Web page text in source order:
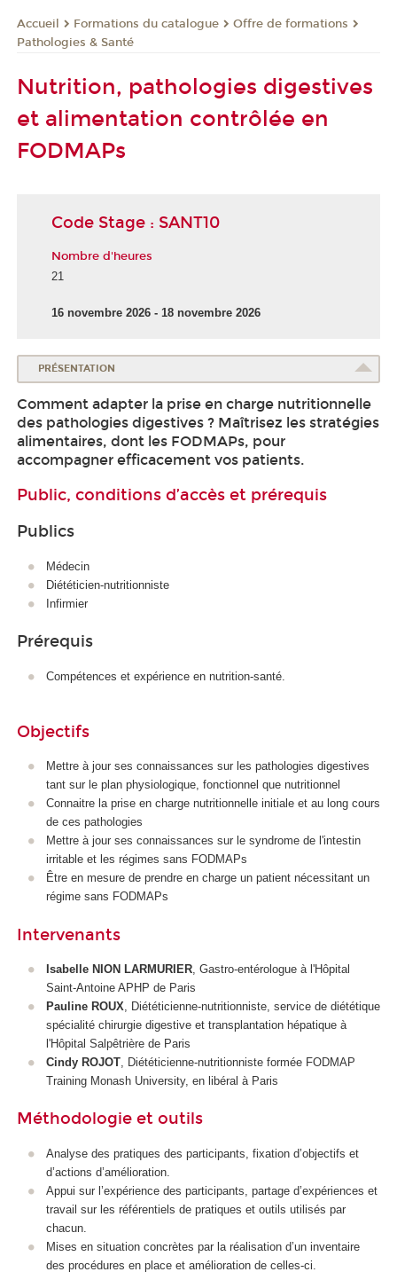
Accueil Formations du catalogue
Offre de formations
Pathologies & Santé
Nutrition, pathologies digestives
et alimentation contrôlée en
FODMAPs
Code Stage : SANT10
Nombre d'heures
21
16 novembre 2026 - 18 novembre 2026
PRÉSENTATION
Comment adapter la prise en charge nutritionnelle
des pathologies digestives ? Maîtrisez les stratégies
alimentaires, dont les FODMAPs, pour
accompagner efficacement vos patients.
Public, conditions d’accès et prérequis
Publics
Médecin
Diététicien-nutritionniste
Infirmier
Prérequis
Compétences et expérience en nutrition-santé.
Objectifs
Mettre à jour ses connaissances sur les pathologies digestives
tant sur le plan physiologique, fonctionnel que nutritionnel
Connaitre la prise en charge nutritionnelle initiale et au long cours
de ces pathologies
Mettre à jour ses connaissances sur le syndrome de l'intestin
irritable et les régimes sans FODMAPs
Être en mesure de prendre en charge un patient nécessitant un
régime sans FODMAPs
Intervenants
Isabelle NION LARMURIER, Gastro-entérologue à l'Hôpital
Saint-Antoine APHP de Paris
Pauline ROUX , Diététicienne-nutritionniste, service de diététique
spécialité chirurgie digestive et transplantation hépatique à
l'Hôpital Salpêtrière de Paris
Cindy ROJOT, Diététicienne-nutritionniste formée FODMAP
Training Monash University, en libéral à Paris
Méthodologie et outils
Analyse des pratiques des participants, fixation d’objectifs et
d’actions d’amélioration.
Appui sur l’expérience des participants, partage d’expériences et
travail sur les référentiels de pratiques et outils utilisés par
chacun.
Mises en situation concrètes par la réalisation d’un inventaire
des procédures en place et amélioration de celles-ci.